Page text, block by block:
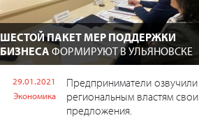
ШЕСТОЙ ПАКЕТ МЕР ПОДДЕРЖКИ
БИЗНЕСА ФОРМИРУЮТ В УЛЬЯНОВСКЕ
29.01.2021
Экономика
Предприниматели озвучили
региональным властям свои
предложения.